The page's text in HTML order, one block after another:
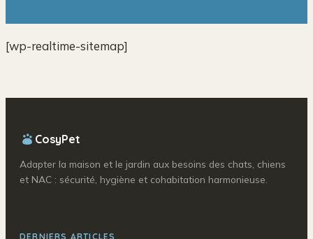
[wp-realtime-sitemap]
CosyPet
Adapter la maison et le jardin aux besoins des chats, chiens
et NAC : sécurité, hygiène et cohabitation harmonieuse.
DERNIERS ARTICLES